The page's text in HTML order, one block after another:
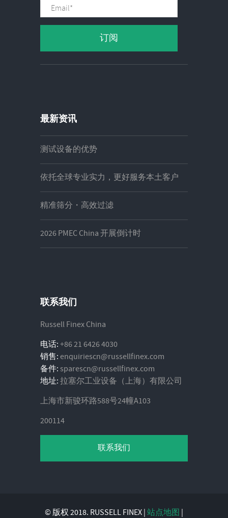
最新资讯
测试设备的优势
依托全球专业实力，更好服务本土客户
精准筛分・高效过滤
2026 PMEC China 开展倒计时
联系我们
Russell Finex China
电话:+86 21 6426 4030
销售:enquiriescn@russellfinex.com
备件:sparescn@russellfinex.com
地址:拉塞尔工业设备（上海）有限公司
上海市新骏环路588号24幢A103
200114
联系我们
© 版权 2018. RUSSELL FINEX | 站点地图